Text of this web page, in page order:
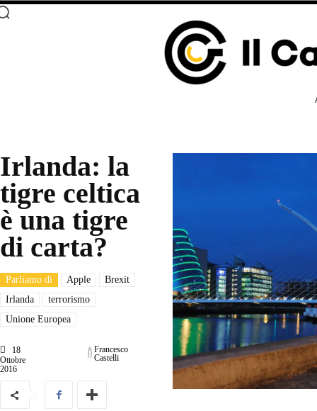
Irlanda: la
tigre celtica
è una tigre
di carta?
Parliamo di Apple
Brexit
Irlanda
terrorismo
Unione Europea
18
Ottobre
2016
Francesco
Castelli